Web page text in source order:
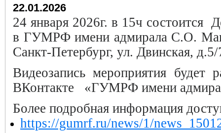
22.01.2026
24 января 2026г. в 15ч состоится
в ГУМРФ имени адмирала С.О.
Санкт-Петербург, ул. Двинская,
Видеозапись мероприятия
ВКонтакте «ГУМРФ имени
Более подробная информация
https://gumrf.ru/news/1/